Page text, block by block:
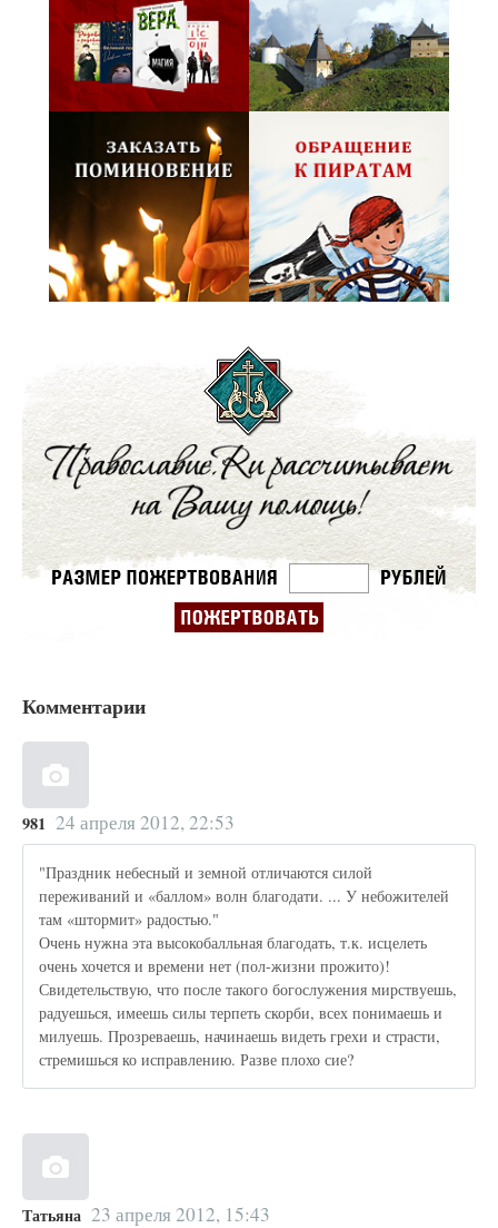
Комментарии
981 24 апреля 2012, 22:53
"Праздник небесный и земной отличаются силой
переживаний и «баллом» волн благодати. ... У небожителей
там «штормит» радостью."
Очень нужна эта высокобалльная благодать, т.к. исцелеть
очень хочется и времени нет (пол-жизни прожито)!
Свидетельствую, что после такого богослужения мирствуешь,
радуешься, имеешь силы терпеть скорби, всех понимаешь и
милуешь. Прозреваешь, начинаешь видеть грехи и страсти,
стремишься ко исправлению. Разве плохо сие?
Татьяна 23 апреля 2012, 15:43